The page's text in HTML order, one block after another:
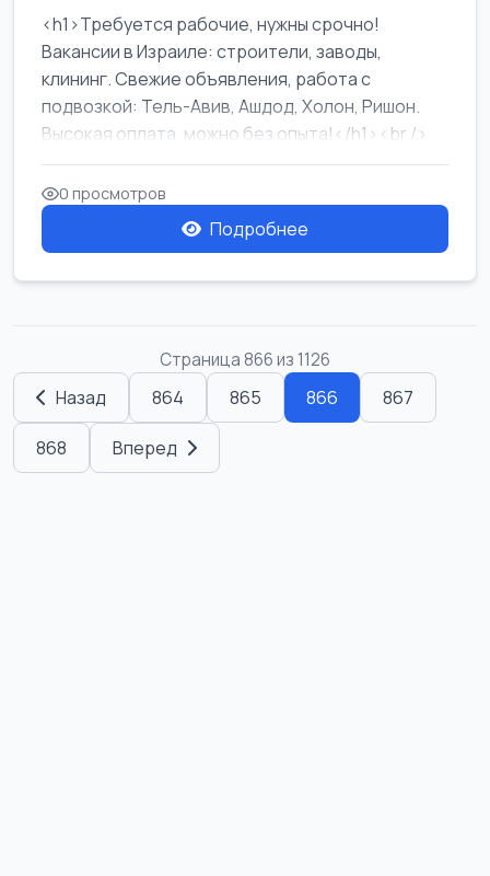
<h1>Требуется рабочие, нужны срочно!
Вакансии в Израиле: строители, заводы,
клининг. Свежие объявления, работа с
подвозкой: Тель-Авив, Ашдод, Холон, Ришон.
Высокая оплата, можно без опыта!</h1><br />
...
0 просмотров
Подробнее
Страница 866 из 1126
Назад 864 865 866 867
868 Вперед